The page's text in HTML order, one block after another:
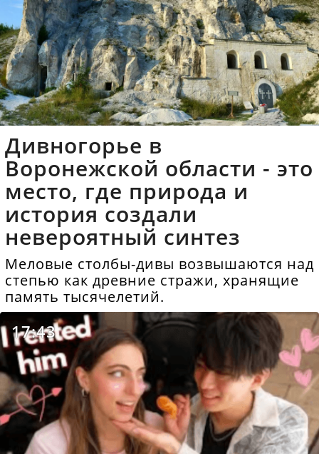
Дивногорье в
Воронежской области - это
место, где природа и
история создали
невероятный синтез
Меловые столбы-дивы возвышаются над
степью как древние стражи, хранящие
память тысячелетий.
17:43